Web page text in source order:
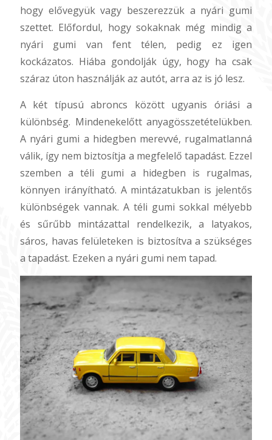
hogy elővegyük vagy beszerezzük a nyári gumi
szettet. Előfordul, hogy sokaknak még mindig a
nyári gumi van fent télen, pedig ez igen
kockázatos. Hiába gondolják úgy, hogy ha csak
száraz úton használják az autót, arra az is jó lesz.
A két típusú abroncs között ugyanis óriási a
különbség. Mindenekelőtt anyagösszetételükben.
A nyári gumi a hidegben merevvé, rugalmatlanná
válik, így nem biztosítja a megfelelő tapadást. Ezzel
szemben a téli gumi a hidegben is rugalmas,
könnyen irányítható. A mintázatukban is jelentős
különbségek vannak. A téli gumi sokkal mélyebb
és sűrűbb mintázattal rendelkezik, a latyakos,
sáros, havas felületeken is biztosítva a szükséges
a tapadást. Ezeken a nyári gumi nem tapad.